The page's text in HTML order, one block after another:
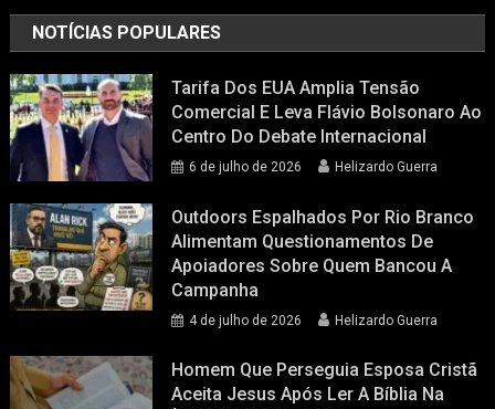
NOTÍCIAS POPULARES
Tarifa Dos EUA Amplia Tensão
Comercial E Leva Flávio Bolsonaro Ao
Centro Do Debate Internacional
6 de julho de 2026 Helizardo Guerra
Outdoors Espalhados Por Rio Branco
Alimentam Questionamentos De
Apoiadores Sobre Quem Bancou A
Campanha
4 de julho de 2026 Helizardo Guerra
Homem Que Perseguia Esposa Cristã
Aceita Jesus Após Ler A Bíblia Na